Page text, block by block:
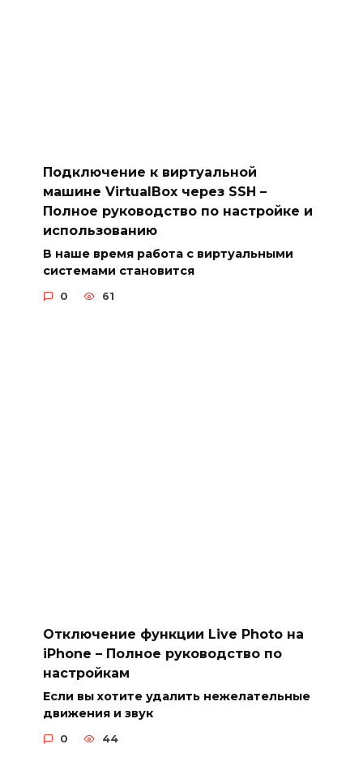
Подключение к виртуальной
машине VirtualBox через SSH –
Полное руководство по настройке и
использованию
В наше время работа с виртуальными
системами становится
0 61
Отключение функции Live Photo на
iPhone – Полное руководство по
настройкам
Если вы хотите удалить нежелательные
движения и звук
0 44